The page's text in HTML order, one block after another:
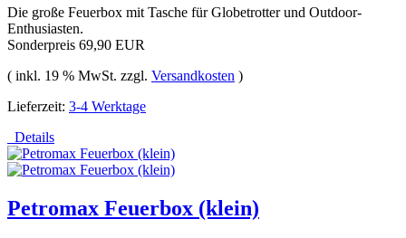
Die große Feuerbox mit Tasche für Globetrotter und Outdoor-
Enthusiasten.
Sonderpreis 69,90 EUR
( inkl. 19 % MwSt. zzgl. Versandkosten )
Lieferzeit: 3-4 Werktage
Details
Petromax Feuerbox (klein)